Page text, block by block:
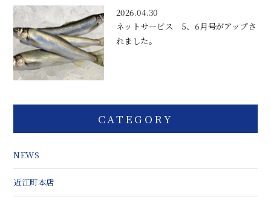
2026.04.30
ネットサービス 5、6月号がアップさ
れました。
CATEGORY
NEWS
近江町本店